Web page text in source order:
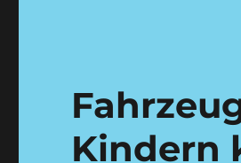
Kindern